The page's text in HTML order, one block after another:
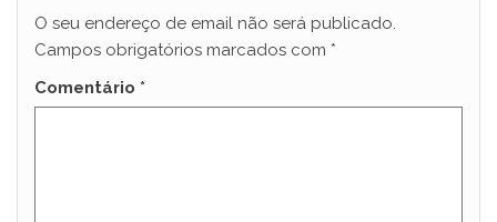
O seu endereço de email não será publicado.
Campos obrigatórios marcados com *
Comentário *